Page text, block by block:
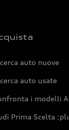
auto nuove
auto usate
i modelli
Prima Scelta